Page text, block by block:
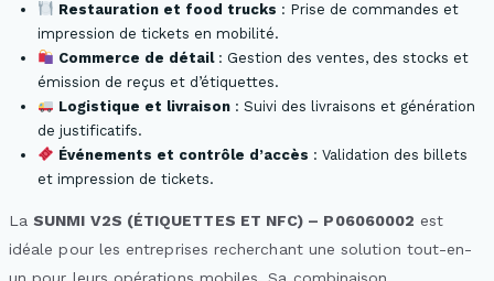
Restauration et food trucks : Prise de commandes et
impression de tickets en mobilité.
Commerce de détail: Gestion des ventes, des stocks et
émission de reçus et d’étiquettes.
Logistique et livraison: Suivi des livraisons et génération
de justificatifs.
Événements et contrôle d’accès : Validation des billets
et impression de tickets.
LaSUNMI V2S (ÉTIQUETTES ET NFC) – P06060002 est
idéale pour les entreprises recherchant une solution tout-en-